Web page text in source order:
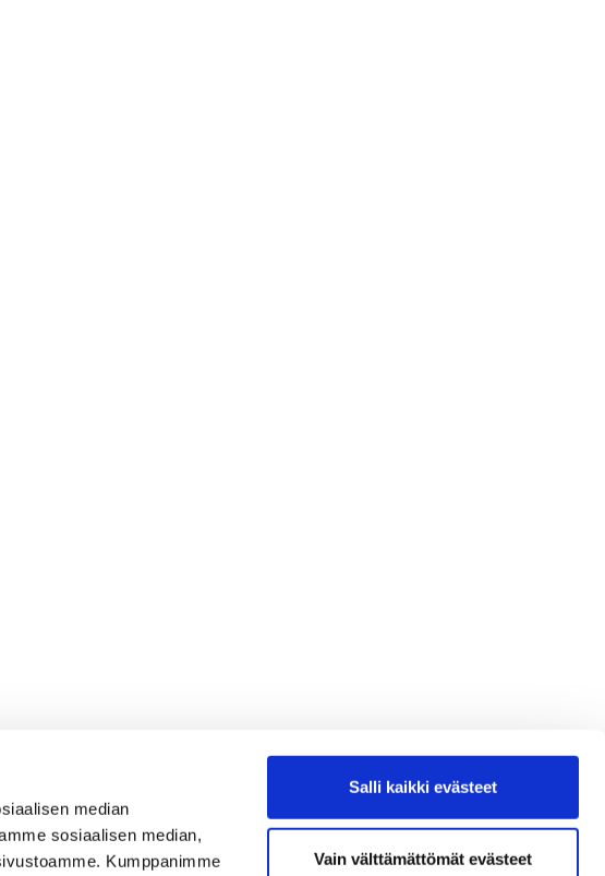
median
sosiaalisen median,
Kumppanimme
Salli kaikki evästeet
Vain välttämättömät evästeet